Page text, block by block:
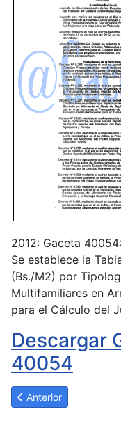
2012: Gaceta
Se establece la
(Bs./M2) por
Multifamiliares en
para el Cálculo del
Descargar
40054
Artículo anterior:
Anterior